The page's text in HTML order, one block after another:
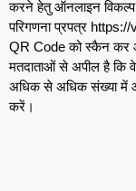
करने हेतु ऑनलाइन विकल्प
परिगणना प्रपत्र
QR Code को स्कैन कर
मतदाताओं से अपील है कि
अधिक से अधिक संख्या में
करें।